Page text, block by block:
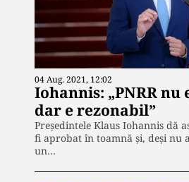
04 Aug. 2021, 12:02
Iohannis: „PNRR nu
dar e rezonabil”
Președintele Klaus Iohannis dă
fi aprobat în toamnă și, deși nu
un…